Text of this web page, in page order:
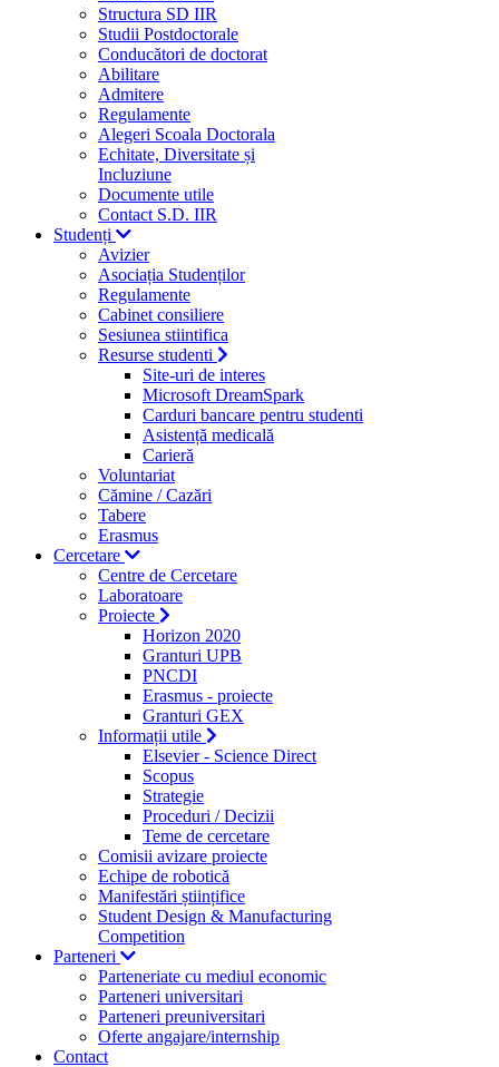
Structura SD IIR
Studii Postdoctorale
Conducători de doctorat
Abilitare
Admitere
Regulamente
Alegeri Scoala Doctorala
Echitate, Diversitate și
Incluziune
Documente utile
Contact S.D. IIR
Studenți
Avizier
Asociația Studenților
Regulamente
Cabinet consiliere
Sesiunea stiintifica
Resurse studenti
Site-uri de interes
Microsoft DreamSpark
Carduri bancare pentru studenti
Asistență medicală
Carieră
Voluntariat
Cămine / Cazări
Tabere
Erasmus
Cercetare
Centre de Cercetare
Laboratoare
Proiecte
Horizon 2020
Granturi UPB
PNCDI
Erasmus - proiecte
Granturi GEX
Informații utile
Elsevier - Science Direct
Scopus
Strategie
Proceduri / Decizii
Teme de cercetare
Comisii avizare proiecte
Echipe de robotică
Manifestări științifice
Student Design & Manufacturing
Competition
Parteneri
Parteneriate cu mediul economic
Parteneri universitari
Parteneri preuniversitari
Oferte angajare/internship
Contact